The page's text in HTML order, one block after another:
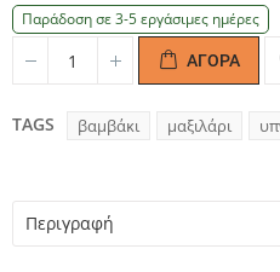
Παράδοση σε 3-5 εργάσιμες ημέρες
Quantity
Quantity ΑΓΟΡΆ
TAGS βαμβάκι μαξιλάρι
Περιγραφή